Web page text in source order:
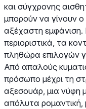
και σύγχρονης
μπορούν να γίνουν
αξέχαστη εμφάνιση.
περιοριστικά, τα
πληθώρα επιλογών
Από απαλούς
πρόσωπο μέχρι τη
αξεσουάρ, μια νύφη
απόλυτα ρομαντική,